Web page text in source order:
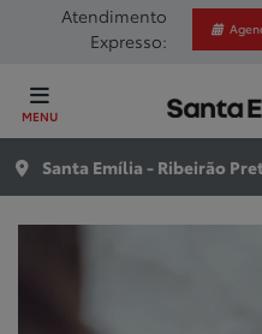
Atendimento
Expresso:
MENU
Santa Emília - Ribeirão